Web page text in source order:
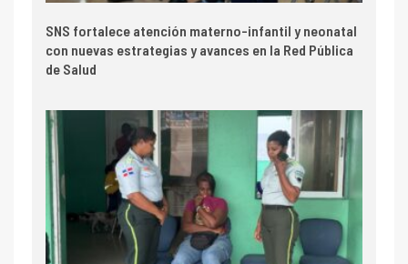
SNS fortalece atención materno-infantil y neonatal
con nuevas estrategias y avances en la Red Pública
de Salud